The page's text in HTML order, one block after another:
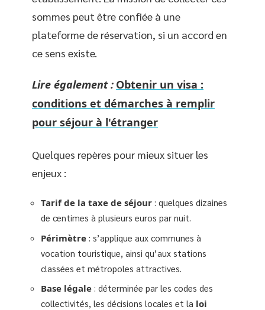
sommes peut être confiée à une
plateforme de réservation, si un accord en
ce sens existe.
Lire également : Obtenir un visa :
conditions et démarches à remplir
pour séjour à l'étranger
Quelques repères pour mieux situer les
enjeux :
Tarif de la taxe de séjour : quelques dizaines
de centimes à plusieurs euros par nuit.
Périmètre : s’applique aux communes à
vocation touristique, ainsi qu’aux stations
classées et métropoles attractives.
Base légale : déterminée par les codes des
collectivités, les décisions locales et la loi